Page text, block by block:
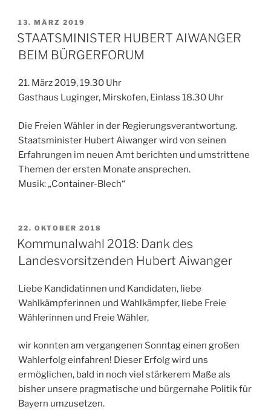
VERÖFFENTLICHT
AM
13. MÄRZ 2019
STAATSMINISTER HUBERT AIWANGER
BEIM BÜRGERFORUM
21. März 2019, 19.30 Uhr
Gasthaus Luginger, Mirskofen, Einlass 18.30 Uhr
Die Freien Wähler in der Regierungsverantwortung.
Staatsminister Hubert Aiwanger wird von seinen
Erfahrungen im neuen Amt berichten und umstrittene
Themen der ersten Monate ansprechen.
Musik: „Container-Blech“
VERÖFFENTLICHT
AM
22. OKTOBER 2018
Kommunalwahl 2018: Dank des
Landesvorsitzenden Hubert Aiwanger
Liebe Kandidatinnen und Kandidaten, liebe
Wahlkämpferinnen und Wahlkämpfer, liebe Freie
Wählerinnen und Freie Wähler,
wir konnten am vergangenen Sonntag einen großen
Wahlerfolg einfahren! Dieser Erfolg wird uns
ermöglichen, bald in noch viel stärkerem Maße als
bisher unsere pragmatische und bürgernahe Politik für
Bayern umzusetzen.